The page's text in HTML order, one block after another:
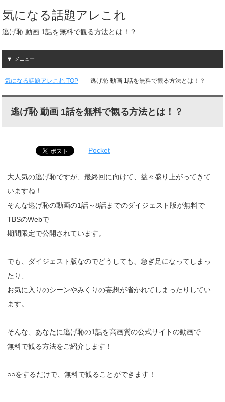
気になる話題アレこれ
逃げ恥 動画 1話を無料で観る方法とは！？
メニュー
気になる話題アレこれ TOP 逃げ恥 動画 1話を無料で観る方法とは！？
逃げ恥 動画 1話を無料で観る方法とは！？
Pocket
大人気の逃げ恥ですが、最終回に向けて、益々盛り上がってきて
いますね！
そんな逃げ恥の動画の1話～8話までのダイジェスト版が無料で
TBSのWebで
期間限定で公開されています。
でも、ダイジェスト版なのでどうしても、急ぎ足になってしまっ
たり、
お気に入りのシーンやみくりの妄想が省かれてしまったりしてい
ます。
そんな、あなたに逃げ恥の1話を高画質の公式サイトの動画で
無料で観る方法をご紹介します！
○○をするだけで、無料で観ることができます！